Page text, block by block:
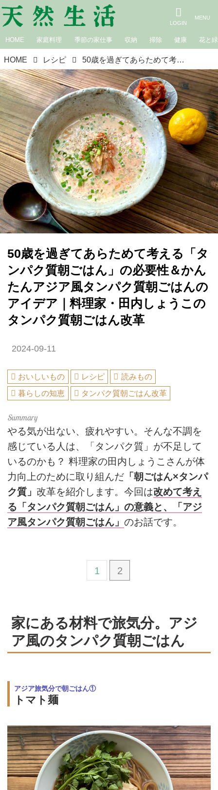
HOME 家庭料理 季節の家仕事 収納 掃除 健康 花と緑
HOME レシピ 50歳を過ぎてあらためて考える「タンパク質朝ごはん」の必要性＆かんたんアジア風タンパク質朝ごはんのアイデア｜料理家・田内しょうこのタンパク質朝ごはん改革
50歳を過ぎてあらためて考える「タ
ンパク質朝ごはん」の必要性＆かん
たんアジア風タンパク質朝ごはんの
アイデア｜料理家・田内しょうこの
タンパク質朝ごはん改革
2024-09-11
おいしいもの レシピ
読みもの
暮らしの知恵
タンパク質朝ごはん改革
やる気が出ない、疲れやすい。そんな不調を
感じている人は、「タンパク質」が不足して
いるのかも？ 料理家の田内しょうこさんが体
力向上のために取り組んだ 「朝ごはん×タンパ
ク質」 改革を紹介します。今回は改めて考え
る「タンパク質朝ごはん」の意義と、「アジ
ア風タンパク質朝ごはん」 のお話です。
1 2
家にある材料で旅気分。アジ
ア風のタンパク質朝ごはん
アジア旅気分で朝ごはん①
トマト麺